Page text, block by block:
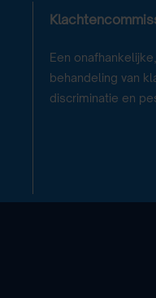
Een
behandeling van
discriminatie en